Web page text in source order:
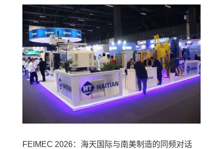
FEIMEC 2026：海天国际与南美制造的同频对话